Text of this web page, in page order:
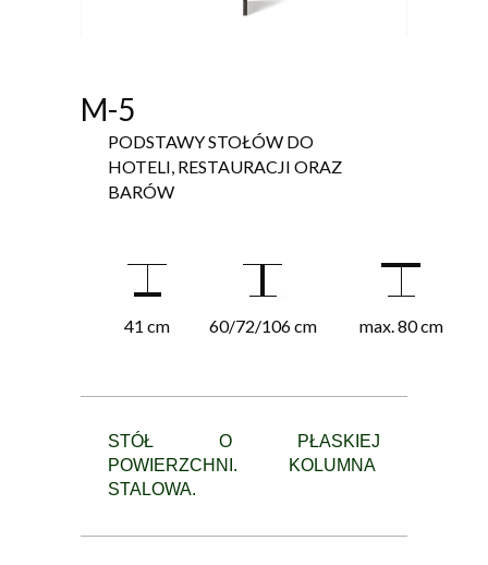
M-5
PODSTAWY STOŁÓW DO
HOTELI, RESTAURACJI ORAZ
BARÓW
41 cm 60/72/106 cm max. 80 cm
STÓŁ O PŁASKIEJ
POWIERZCHNI. KOLUMNA
STALOWA.